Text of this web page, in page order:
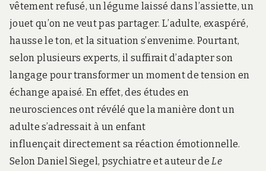
vêtement refusé, un légume laissé dans l’assiette, un
jouet qu’on ne veut pas partager. L’adulte, exaspéré,
hausse le ton, et la situation s’envenime. Pourtant,
selon plusieurs experts, il suffirait d’adapter son
langage pour transformer un moment de tension en
échange apaisé. En effet, des études en
neurosciences ont révélé que la manière dont un
adulte s’adressait à un enfant
influençait directement sa réaction émotionnelle.
Selon Daniel Siegel, psychiatre et auteur deLe